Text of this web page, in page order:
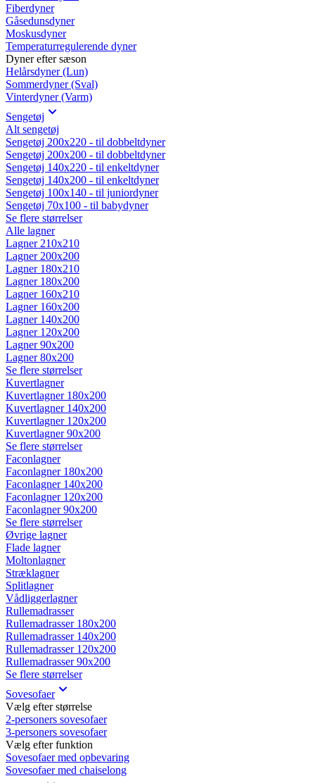
Fiberdyner
Gåsedunsdyner
Moskusdyner
Temperaturregulerende dyner
Dyner efter sæson
Helårsdyner (Lun)
Sommerdyner (Sval)
Vinterdyner (Varm)
Sengetøj
Alt sengetøj
Sengetøj 200x220 - til dobbeltdyner
Sengetøj 200x200 - til dobbeltdyner
Sengetøj 140x220 - til enkeltdyner
Sengetøj 140x200 - til enkeltdyner
Sengetøj 100x140 - til juniordyner
Sengetøj 70x100 - til babydyner
Se flere størrelser
Alle lagner
Lagner 210x210
Lagner 200x200
Lagner 180x210
Lagner 180x200
Lagner 160x210
Lagner 160x200
Lagner 140x200
Lagner 120x200
Lagner 90x200
Lagner 80x200
Se flere størrelser
Kuvertlagner
Kuvertlagner 180x200
Kuvertlagner 140x200
Kuvertlagner 120x200
Kuvertlagner 90x200
Se flere størrelser
Faconlagner
Faconlagner 180x200
Faconlagner 140x200
Faconlagner 120x200
Faconlagner 90x200
Se flere størrelser
Øvrige lagner
Flade lagner
Moltonlagner
Stræklagner
Splitlagner
Vådliggerlagner
Rullemadrasser
Rullemadrasser 180x200
Rullemadrasser 140x200
Rullemadrasser 120x200
Rullemadrasser 90x200
Se flere størrelser
Sovesofaer
Vælg efter størrelse
2-personers sovesofaer
3-personers sovesofaer
Vælg efter funktion
Sovesofaer med opbevaring
Sovesofaer med chaiselong